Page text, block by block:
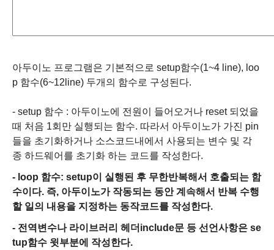
아두이노 프로그램은 기본적으로 setup함수(1~4 line), loo
p 함수(6~12line) 두개의 함수로 구성된다.
- setup 함수 : 아두이노에 전원이 들어오거나 reset 되었을
때 처음 1회만 실행되는 함수. 따라서 아두이노가 가진 pin
들을 초기화하거나 소스코드내에서 사용되는 변수 및 각
종 하드웨어를 초기화 하는 코드를 작성한다.
- loop 함수: setup이 실행된 후 무한반복해서 호출되는 함
수이다. 즉, 아두이노가 작동되는 동안 계속해서 반복 수행
할 일의 내용을 지정하는 동작코드를 작성한다.
- 전역변수나 라이브러리 헤더include문 등 선언사항은 se
tup함수 윗부분에 작성한다.